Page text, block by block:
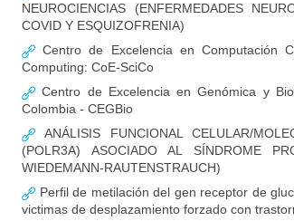
NEUROCIENCIAS (ENFERMEDADES
COVID Y ESQUIZOFRENIA)
Centro de Excelencia en Computación
Computing: CoE-SciCo
Centro de Excelencia en Genómica y
Colombia - CEGBio
ANÁLISIS FUNCIONAL CELULAR/
(POLR3A) ASOCIADO AL SÍNDROME
WIEDEMANN-RAUTENSTRAUCH)
Perfil de metilación del gen receptor de
victimas de desplazamiento forzado con